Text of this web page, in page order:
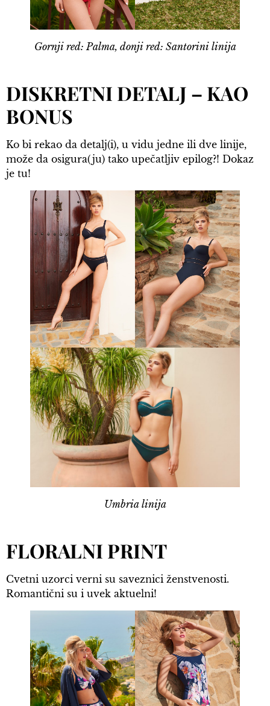
Gornji red: Palma, donji red: Santorini linija
DISKRETNI DETALJ – KAO
BONUS
Ko bi rekao da detalj(i), u vidu jedne ili dve linije,
može da osigura(ju) tako upečatljiv epilog?! Dokaz
je tu!
Umbria linija
FLORALNI PRINT
Cvetni uzorci verni su saveznici ženstvenosti.
Romantični su i uvek aktuelni!